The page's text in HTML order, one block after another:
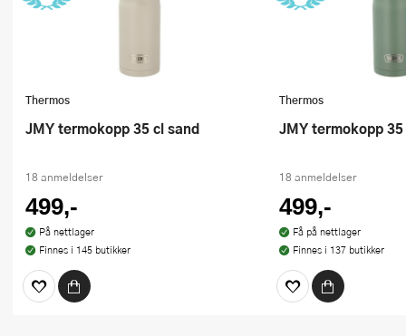
Thermos
JMY termokopp 35 cl sand
18 anmeldelser
499,-
På nettlager
Finnes i 145 butikker
Thermos
JMY termokopp
18 anmeldelser
499,-
Få på nettlager
Finnes i 137 butikker